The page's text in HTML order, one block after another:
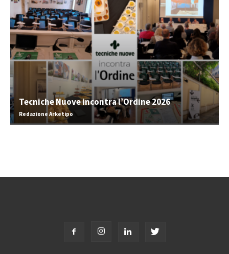
Tecniche Nuove incontra l’Ordine 2026
Redazione Arketipo